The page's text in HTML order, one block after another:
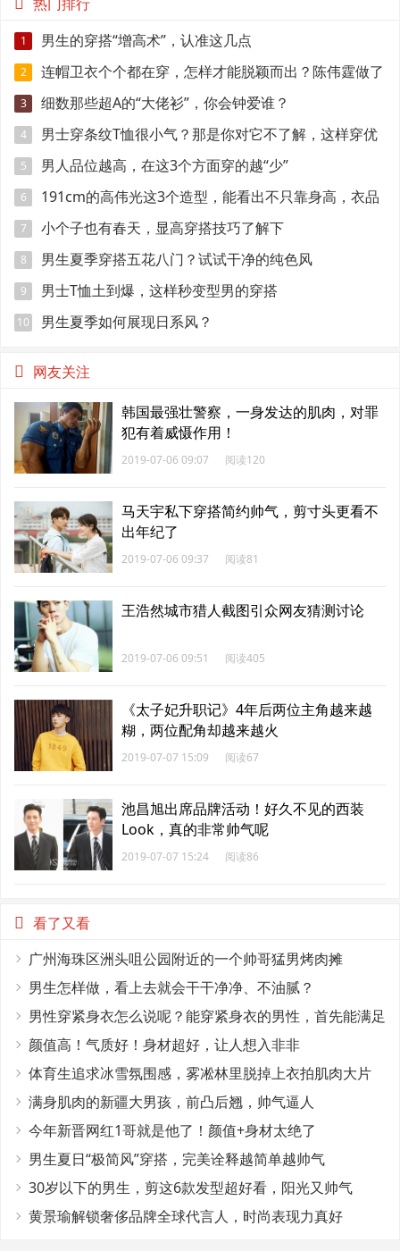
1 男生的穿搭“增高术”，认准这几点
2
连帽卫衣个个都在穿，怎样才能脱颖而出？陈伟霆做了
示范
3 细数那些超A的“大佬衫”，你会钟爱谁？
4
男士穿条纹T恤很小气？那是你对它不了解，这样穿优
雅时髦
5 男人品位越高，在这3个方面穿的越“少”
6
191cm的高伟光这3个造型，能看出不只靠身高，衣品
很好
7 小个子也有春天，显高穿搭技巧了解下
8 男生夏季穿搭五花八门？试试干净的纯色风
9 男士T恤土到爆，这样秒变型男的穿搭
10 男生夏季如何展现日系风？
网友关注
韩国最强壮警察，一身发达的肌肉，对罪
犯有着威慑作用！
2019-07-06 09:07 阅读120
马天宇私下穿搭简约帅气，剪寸头更看不
出年纪了
2019-07-06 09:37 阅读81
王浩然城市猎人截图引众网友猜测讨论
2019-07-06 09:51 阅读405
《太子妃升职记》4年后两位主角越来越
糊，两位配角却越来越火
2019-07-07 15:09 阅读67
池昌旭出席品牌活动！好久不见的西装
Look，真的非常帅气呢
2019-07-07 15:24 阅读86
看了又看
广州海珠区洲头咀公园附近的一个帅哥猛男烤肉摊
男生怎样做，看上去就会干干净净、不油腻？
男性穿紧身衣怎么说呢？能穿紧身衣的男性，首先能满足
这4个条件
颜值高！气质好！身材超好，让人想入非非
体育生追求冰雪氛围感，雾凇林里脱掉上衣拍肌肉大片
满身肌肉的新疆大男孩，前凸后翘，帅气逼人
今年新晋网红1哥就是他了！颜值+身材太绝了
男生夏日“极简风”穿搭，完美诠释越简单越帅气
30岁以下的男生，剪这6款发型超好看，阳光又帅气
黄景瑜解锁奢侈品牌全球代言人，时尚表现力真好